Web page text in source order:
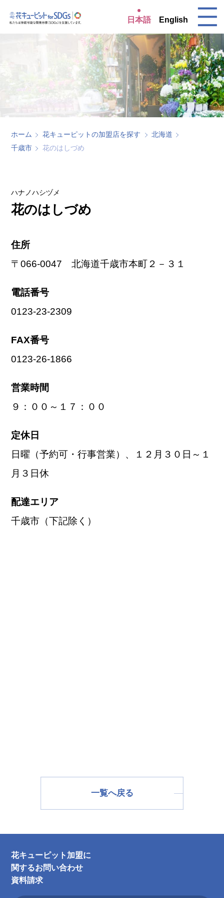
日本語 English
ホーム 花キューピットの加盟店を探す
北海道
千歳市
花のはしづめ
ハナノハシヅメ
花のはしづめ
住所
〒066-0047 北海道千歳市本町２－３１
電話番号
0123-23-2309
FAX番号
0123-26-1866
営業時間
９：００～１７：００
定休日
日曜（予約可・行事営業）、１２月３０日～１
月３日休
配達エリア
千歳市（下記除く）
一覧へ戻る
花キューピット加盟に
関するお問い合わせ
資料請求